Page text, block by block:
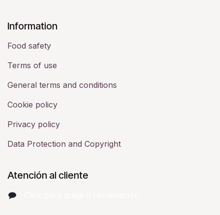
​Information
Food safety
Terms of use
General terms and conditions
Cookie policy
Privacy policy
Data Protection and Copyright
Atención al cliente